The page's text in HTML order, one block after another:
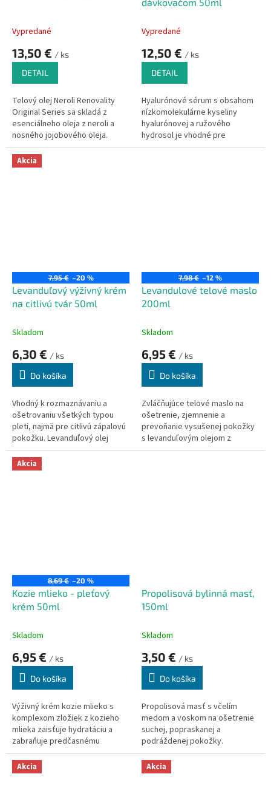
Vypredané
13,50 € / ks
DETAIL
Telový olej Neroli Renovality
Original Series sa skladá z
esenciálneho oleja z neroli a
nosného jojobového oleja.
Vďaka spojeniu týchto olejov
získa vaša pleť aj pokožka
dokonalú starostlivosť a
dávkovačom 50ml
Vypredané
12,50 € / ks
DETAIL
Hyalurónové sérum s obsahom
nízkomolekulárne kyseliny
hyalurónovej a ružového
hydrosol je vhodné pre
regeneráciu a ochranu pleti.
Akcia
7,95 € –20 %
Levanduľový výživný krém
na citlivú tvár 50ml
Skladom
6,30 € / ks
Do košíka
Vhodný k rozmaznávaniu a
ošetrovaniu všetkých typou
pleti, najmä pre citlivú zápalovú
pokožku. Levanduľový olej
krému prepožičiava jedinečné
upokojujúce protizápalové
Účinky, aktívne napomáha k
7,98 € –12 %
Levandulové telové maslo
200ml
Skladom
6,95 € / ks
Do košíka
Zvláčňujúce telové maslo na
ošetrenie, zjemnenie a
prevoňanie vysušenej pokožky
s levanduľovým olejom z
Provence. Vďaka levanduli
Akcia
8,69 € –20 %
Kozie mlieko - pleťový
krém 50ml
Skladom
6,95 € / ks
Do košíka
Výživný krém kozie mlieko s
komplexom zložiek z kozieho
mlieka zaisťuje hydratáciu a
zabraňuje predčasnému
starnutiu pleti.
Propolisová bylinná masť,
150ml
Skladom
3,50 € / ks
Do košíka
Propolisová masť s včelím
medom a voskom na ošetrenie
suchej, popraskanej a
podráždenej pokožky.
Akcia Akcia